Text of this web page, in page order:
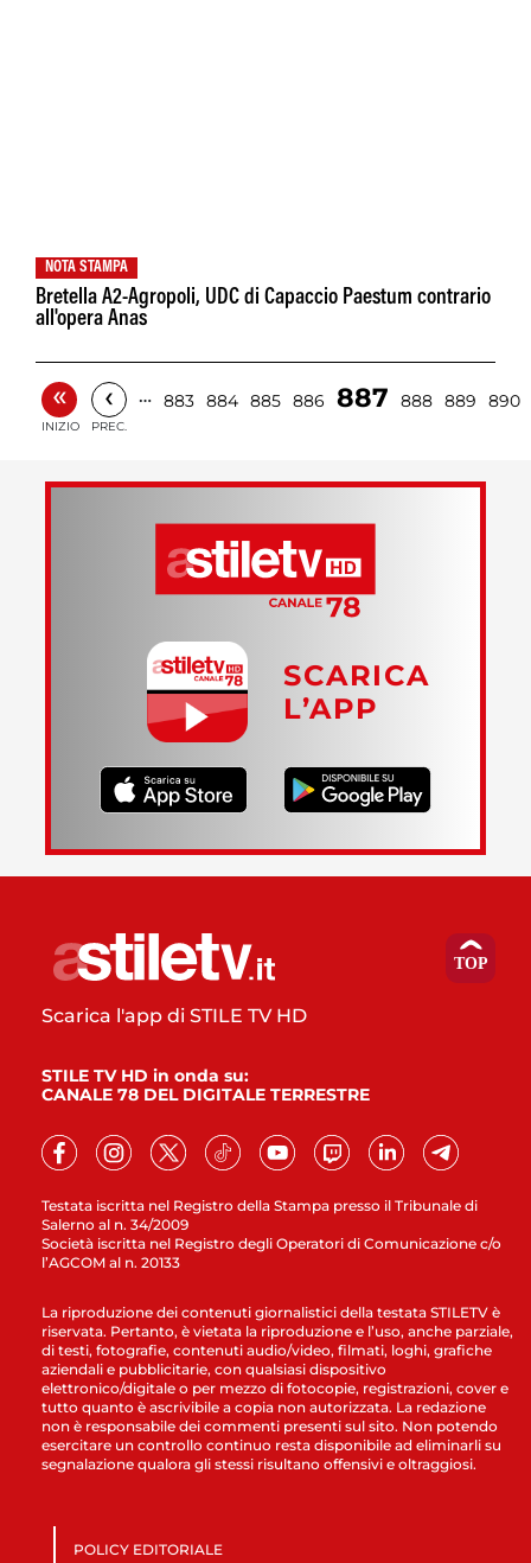
NOTA STAMPA
Bretella A2-Agropoli, UDC di Capaccio Paestum contrario
all'opera Anas
«
INIZIO
‹
PREC.
… 883 884 885 886 887 888 889 890
SCARICA
L’APP
Testata iscritta nel Registro della Stampa presso il Tribunale di
Salerno al n. 34/2009
Società iscritta nel Registro degli Operatori di Comunicazione c/o
l’AGCOM al n. 20133
Scarica l'app di STILE TV HD
STILE TV HD in onda su:
CANALE 78 DEL DIGITALE TERRESTRE
La riproduzione dei contenuti giornalistici della testata STILETV è
riservata. Pertanto, è vietata la riproduzione e l’uso, anche parziale,
di testi, fotografie, contenuti audio/video, filmati, loghi, grafiche
aziendali e pubblicitarie, con qualsiasi dispositivo
elettronico/digitale o per mezzo di fotocopie, registrazioni, cover e
tutto quanto è ascrivibile a copia non autorizzata. La redazione
non è responsabile dei commenti presenti sul sito. Non potendo
esercitare un controllo continuo resta disponibile ad eliminarli su
segnalazione qualora gli stessi risultano offensivi e oltraggiosi.
POLICY EDITORIALE